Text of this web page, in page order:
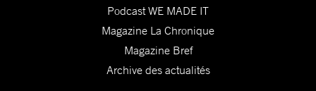
Podcast WE MADE IT
Magazine La Chronique
Magazine Bref
Archive des actualités